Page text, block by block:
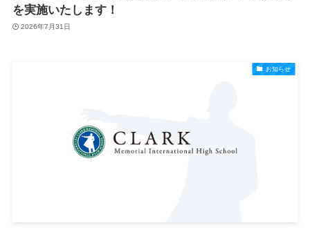
を実施いたします！
2026年7月31日
お知らせ